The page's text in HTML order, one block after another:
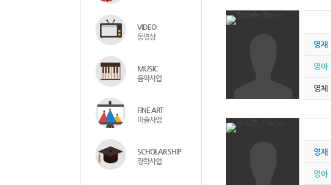
VIDEO
동영상
MUSIC
음악사업
FINE ART
미술사업
SCHOLAR SHIP
장학사업
영재
영아
영체
영재
영아